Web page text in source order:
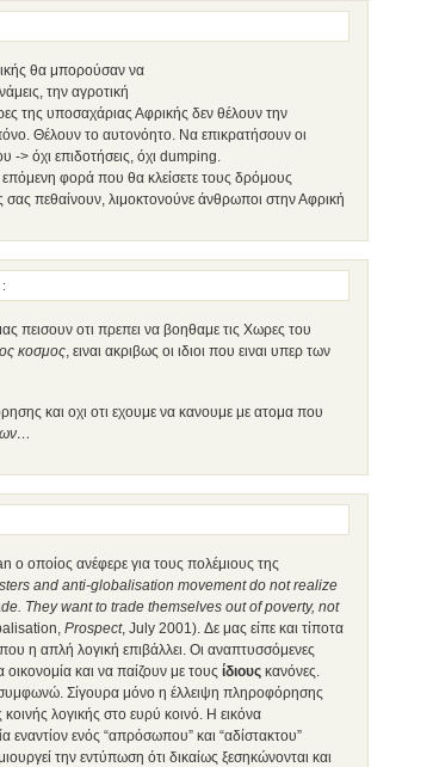
θα μπορούσαν να
την αγροτική
της υποσαχάριας Αφρικής δεν θέλουν την
Θέλουν το αυτονόητο. Να επικρατήσουν οι
> όχι επιδοτήσεις, όχι dumping.
φορά που θα κλείσετε τους δρόμους
σας πεθαίνουν, λιμοκτονούνε άνθρωποι στην Αφρική
:
πεισουν οτι πρεπει να βοηθαμε τις Χωρες του
κοσμος, ειναι ακριβως οι ιδιοι που ειναι υπερ των
και οχι οτι εχουμε να κανουμε με ατομα που
οποίος ανέφερε για τους πολέμιους της
and anti-globalisation movement do not realize
They want to trade themselves out of poverty, not
Prospect, July 2001). Δε μας είπε και τίποτα
η απλή λογική επιβάλλει. Οι αναπτυσσόμενες
και να παίζουν με τους ίδιους κανόνες.
Σίγουρα μόνο η έλλειψη πληροφόρησης
λογικής στο ευρύ κοινό. Η εικόνα
εναντίον ενός “απρόσωπου” και “αδίστακτου”
την εντύπωση ότι δικαίως ξεσηκώνονται και